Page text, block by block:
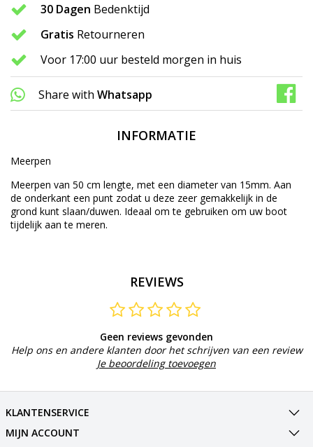
30 Dagen Bedenktijd
Gratis Retourneren
Voor 17:00 uur besteld morgen in huis
Share with Whatsapp
INFORMATIE
Meerpen
Meerpen van 50 cm lengte, met een diameter van 15mm. Aan
de onderkant een punt zodat u deze zeer gemakkelijk in de
grond kunt slaan/duwen. Ideaal om te gebruiken om uw boot
tijdelijk aan te meren.
REVIEWS
Geen reviews gevonden
Help ons en andere klanten door het schrijven van een review
Je beoordeling toevoegen
KLANTENSERVICE
MIJN ACCOUNT